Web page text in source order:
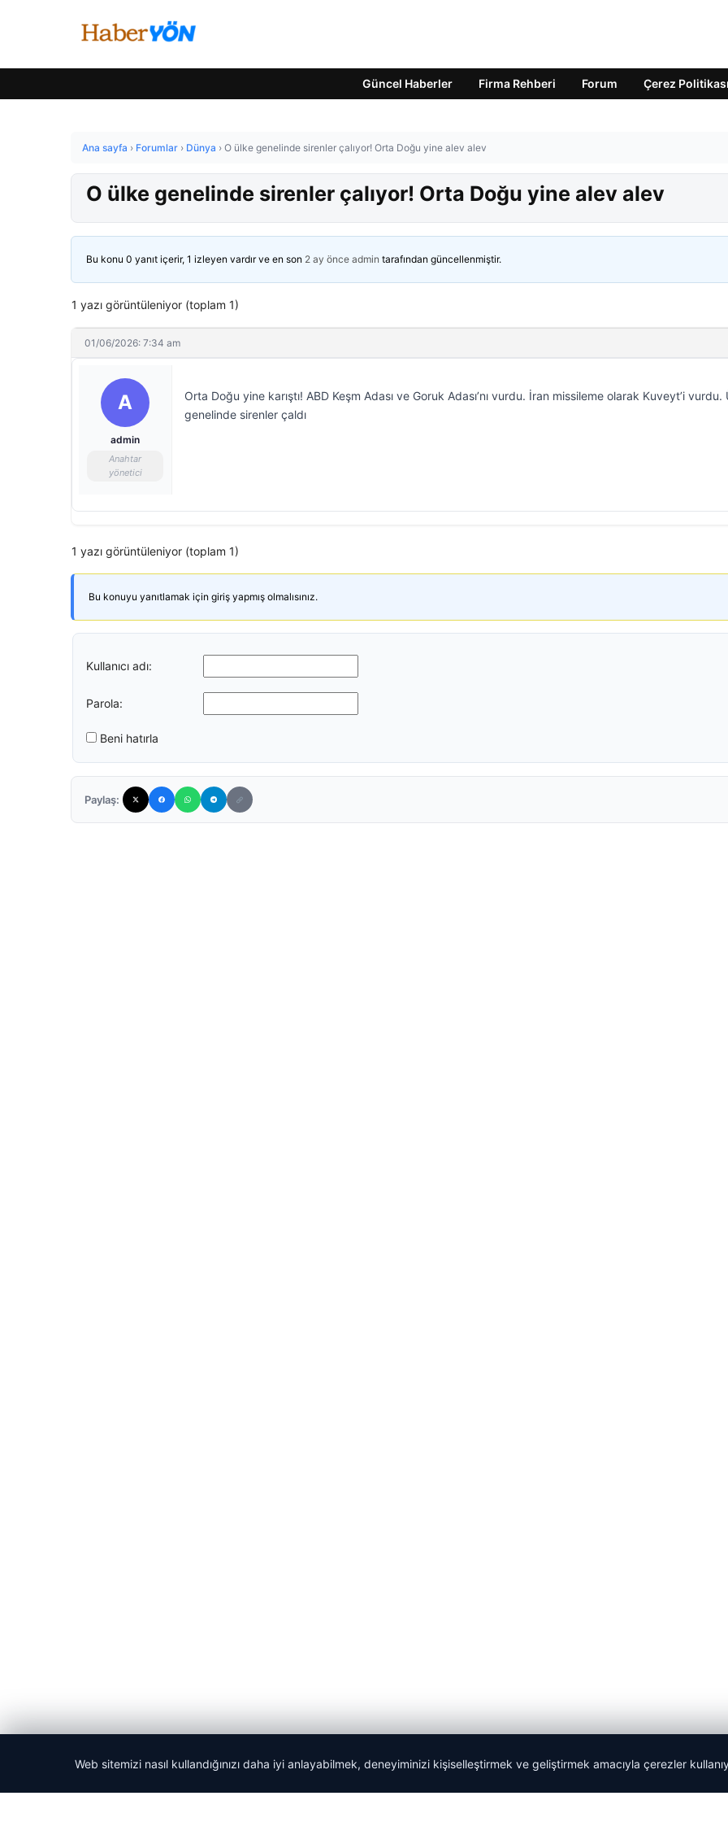
Güncel Haberler Firma Rehberi Forum Çerez Politikası
Ana sayfa › Forumlar › Dünya › O ülke genelinde sirenler çalıyor! Orta Doğu yine alev alev
O ülke genelinde sirenler çalıyor! Orta Doğu yine alev alev
Bu konu 0 yanıt içerir, 1 izleyen vardır ve en son 2 ay önce admin tarafından güncellenmiştir.
1 yazı görüntüleniyor (toplam 1)
01/06/2026: 7:34 am
A
admin
Anahtar
yönetici
Orta Doğu yine karıştı! ABD Keşm Adası ve Goruk Adası’nı vurdu. İran missileme olarak Kuveyt’i vurdu.
genelinde sirenler çaldı
1 yazı görüntüleniyor (toplam 1)
Bu konuyu yanıtlamak için giriş yapmış olmalısınız.
Kullanıcı adı:
Parola:
Beni hatırla
Paylaş:
Web sitemizi nasıl kullandığınızı daha iyi anlayabilmek, deneyiminizi kişiselleştirmek ve geliştirmek amacıyla çerezler